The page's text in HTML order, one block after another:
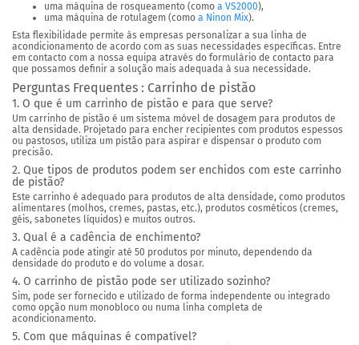
uma máquina de rosqueamento (como a VS2000),
uma máquina de rotulagem (como a Ninon Mix).
Esta flexibilidade permite às empresas personalizar a sua linha de
acondicionamento de acordo com as suas necessidades específicas. Entre
em contacto com a nossa equipa através do formulário de contacto para
que possamos definir a solução mais adequada à sua necessidade.
Perguntas Frequentes : Carrinho de pistão
1. O que é um carrinho de pistão e para que serve?
Um carrinho de pistão é um sistema móvel de dosagem para produtos de
alta densidade. Projetado para encher recipientes com produtos espessos
ou pastosos, utiliza um pistão para aspirar e dispensar o produto com
precisão.
2. Que tipos de produtos podem ser enchidos com este carrinho
de pistão?
Este carrinho é adequado para produtos de alta densidade, como produtos
alimentares (molhos, cremes, pastas, etc.), produtos cosméticos (cremes,
géis, sabonetes líquidos) e muitos outros.
3. Qual é a cadência de enchimento?
A cadência pode atingir até 50 produtos por minuto, dependendo da
densidade do produto e do volume a dosar.
4. O carrinho de pistão pode ser utilizado sozinho?
Sim, pode ser fornecido e utilizado de forma independente ou integrado
como opção num monobloco ou numa linha completa de
acondicionamento.
5. Com que máquinas é compatível?